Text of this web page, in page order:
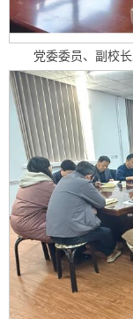
党委委员、副校